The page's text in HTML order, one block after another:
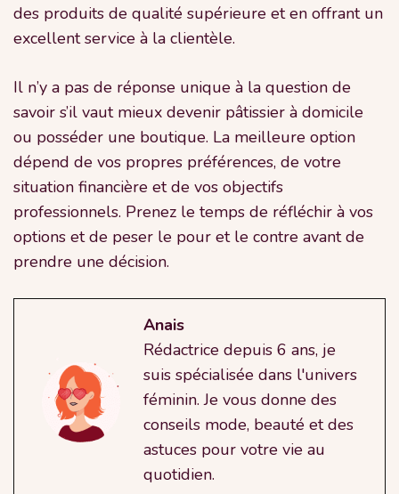
des produits de qualité supérieure et en offrant un
excellent service à la clientèle.
Il n’y a pas de réponse unique à la question de
savoir s’il vaut mieux devenir pâtissier à domicile
ou posséder une boutique. La meilleure option
dépend de vos propres préférences, de votre
situation financière et de vos objectifs
professionnels. Prenez le temps de réfléchir à vos
options et de peser le pour et le contre avant de
prendre une décision.
Anais
Rédactrice depuis 6 ans, je
suis spécialisée dans l'univers
féminin. Je vous donne des
conseils mode, beauté et des
astuces pour votre vie au
quotidien.